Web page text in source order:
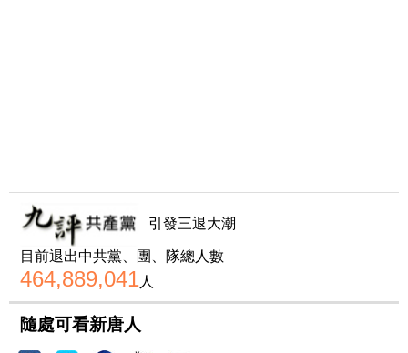
引發三退大潮
目前退出中共黨、團、隊總人數
464,889,041人
隨處可看新唐人